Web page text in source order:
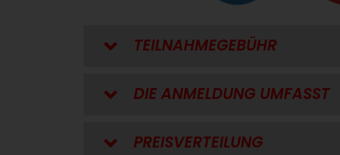
TEILNAHMEGEBÜHR
DIE ANMELDUNG UMFASST
PREISVERTEILUNG